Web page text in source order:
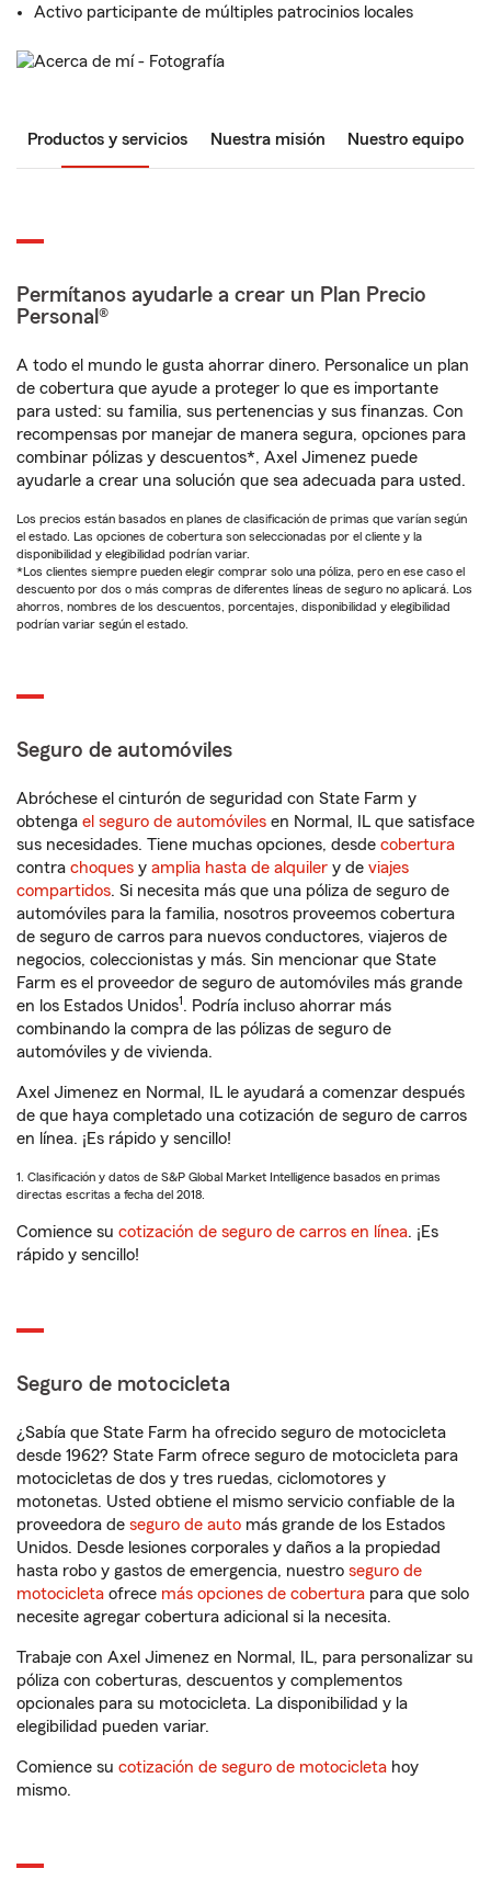
Activo participante de múltiples patrocinios locales
Productos y servicios Nuestra misión Nuestro equipo
Permítanos ayudarle a crear un Plan Precio
Personal®
A todo el mundo le gusta ahorrar dinero. Personalice un plan
de cobertura que ayude a proteger lo que es importante
para usted: su familia, sus pertenencias y sus finanzas. Con
recompensas por manejar de manera segura, opciones para
combinar pólizas y descuentos*, Axel Jimenez puede
ayudarle a crear una solución que sea adecuada para usted.
Los precios están basados en planes de clasificación de primas que varían según
el estado. Las opciones de cobertura son seleccionadas por el cliente y la
disponibilidad y elegibilidad podrían variar.
*Los clientes siempre pueden elegir comprar solo una póliza, pero en ese caso el
descuento por dos o más compras de diferentes líneas de seguro no aplicará. Los
ahorros, nombres de los descuentos, porcentajes, disponibilidad y elegibilidad
podrían variar según el estado.
Seguro de automóviles
Abróchese el cinturón de seguridad con State Farm y
obtenga el seguro de automóviles en Normal, IL que satisface
sus necesidades. Tiene muchas opciones, desde cobertura
contra choques y amplia hasta de alquiler y de viajes
compartidos. Si necesita más que una póliza de seguro de
automóviles para la familia, nosotros proveemos cobertura
de seguro de carros para nuevos conductores, viajeros de
negocios, coleccionistas y más. Sin mencionar que State
Farm es el proveedor de seguro de automóviles más grande
en los Estados Unidos1 . Podría incluso ahorrar más
combinando la compra de las pólizas de seguro de
automóviles y de vivienda.
Axel Jimenez en Normal, IL le ayudará a comenzar después
de que haya completado una cotización de seguro de carros
en línea. ¡Es rápido y sencillo!
1. Clasificación y datos de S&P Global Market Intelligence basados en primas
directas escritas a fecha del 2018.
Comience su cotización de seguro de carros en línea. ¡Es
rápido y sencillo!
Seguro de motocicleta
¿Sabía que State Farm ha ofrecido seguro de motocicleta
desde 1962? State Farm ofrece seguro de motocicleta para
motocicletas de dos y tres ruedas, ciclomotores y
motonetas. Usted obtiene el mismo servicio confiable de la
proveedora de seguro de auto más grande de los Estados
Unidos. Desde lesiones corporales y daños a la propiedad
hasta robo y gastos de emergencia, nuestro seguro de
motocicleta ofrece más opciones de cobertura para que solo
necesite agregar cobertura adicional si la necesita.
Trabaje con Axel Jimenez en Normal, IL, para personalizar su
póliza con coberturas, descuentos y complementos
opcionales para su motocicleta. La disponibilidad y la
elegibilidad pueden variar.
Comience su cotización de seguro de motocicleta hoy
mismo.